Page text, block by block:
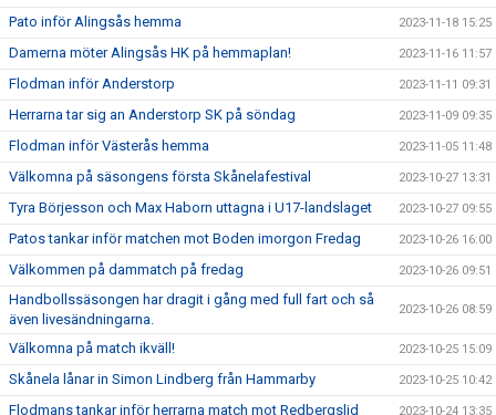
Pato inför Alingsås hemma 2023-11-18 15:25
Damerna möter Alingsås HK på hemmaplan! 2023-11-16 11:57
Flodman inför Anderstorp 2023-11-11 09:31
Herrarna tar sig an Anderstorp SK på söndag 2023-11-09 09:35
Flodman inför Västerås hemma 2023-11-05 11:48
Välkomna på säsongens första Skånelafestival 2023-10-27 13:31
Tyra Börjesson och Max Haborn uttagna i U17-landslaget 2023-10-27 09:55
Patos tankar inför matchen mot Boden imorgon Fredag 2023-10-26 16:00
Välkommen på dammatch på fredag 2023-10-26 09:51
Handbollssäsongen har dragit i gång med full fart och så
även livesändningarna.
2023-10-26 08:59
Välkomna på match ikväll! 2023-10-25 15:09
Skånela lånar in Simon Lindberg från Hammarby 2023-10-25 10:42
Flodmans tankar inför herrarna match mot Redbergslid 2023-10-24 13:35